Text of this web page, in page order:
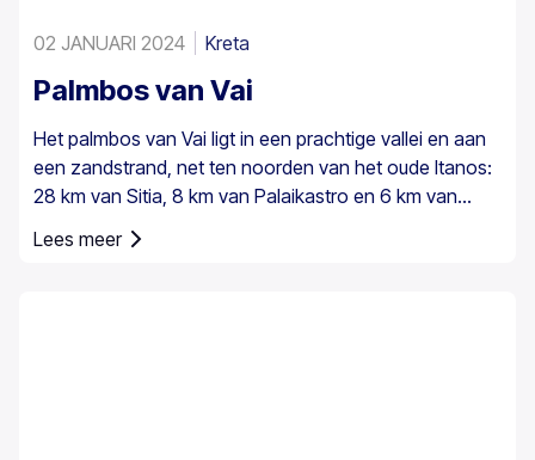
02 JANUARI 2024 Kreta
Palmbos van Vai
Het palmbos van Vai ligt in een prachtige vallei en aan
een zandstrand, net ten noorden van het oude Itanos:
28 km van Sitia, 8 km van Palaikastro en 6 km van
Toplou via hun respectieve wegen. Het beslaat 200
stremmata (50 acres) en bestaat uit inheemse
Lees meer